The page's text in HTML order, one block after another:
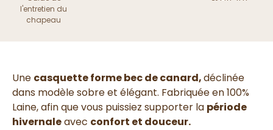
l'entretien du
chapeau
Une casquette forme bec de canard,déclinée
dans modèle sobre et élégant. Fabriquée en 100%
Laine,afin que vous puissiez supporter la période
hivernaleavec confort et douceur.